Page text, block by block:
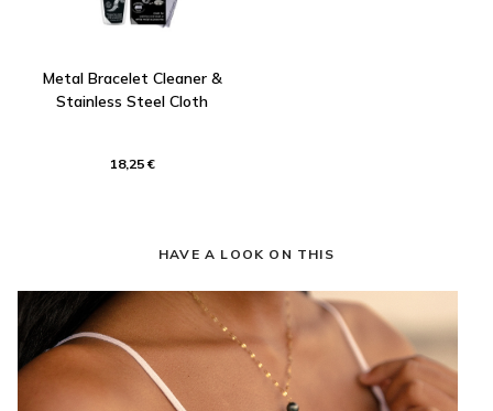
Metal Bracelet Cleaner &
Stainless Steel Cloth
18,25 €
HAVE A LOOK ON THIS